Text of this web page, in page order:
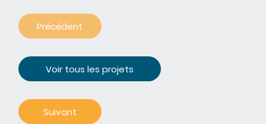
Précédent
Voir tous les projets